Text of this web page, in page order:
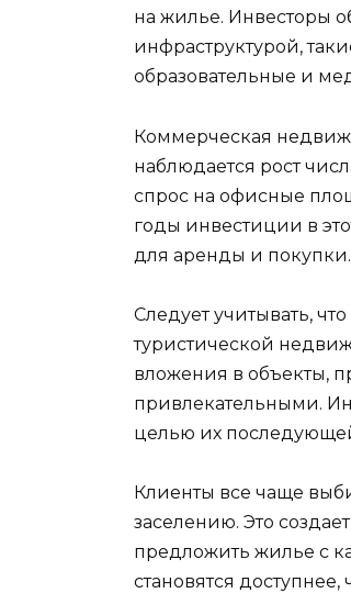
на жилье. Инвесторы
инфраструктурой,
образовательные и
Коммерческая
наблюдается рост
спрос на офисные
годы инвестиции в
для аренды и покупки.
Следует учитывать,
туристической
вложения в объекты,
привлекательными.
целью их
Клиенты все чаще
заселению. Это
предложить жилье с
становятся